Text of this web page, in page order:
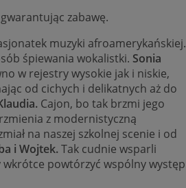
zabawę.
muzyki afroamerykańskiej.
śpiewania wokalistki. Sonia
w rejestry wysokie jak i niskie,
od cichych i delikatnych aż do
Cajon, bo tak brzmi jego
z modernistyczną
na naszej szkolnej scenie i od
i Wojtek.Tak cudnie wsparli
wkrótce powtórzyć wspólny występ